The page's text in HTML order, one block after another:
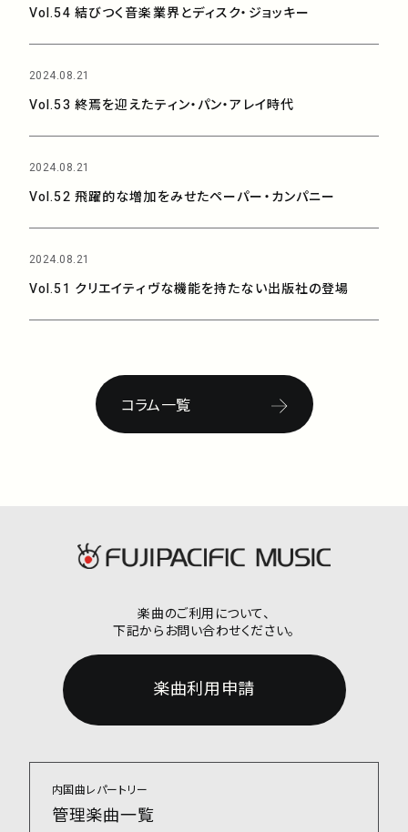
Vol.54 結びつく音楽業界とディスク・ジョッキー
2024.08.21
Vol.53 終焉を迎えたティン・パン・アレイ時代
2024.08.21
Vol.52 飛躍的な増加をみせたペーパー・カンパニー
2024.08.21
Vol.51 クリエイティヴな機能を持たない出版社の登場
コラム一覧
楽曲のご利用について、
下記からお問い合わせください。
楽曲利用申請
内国曲レパートリー
管理楽曲一覧